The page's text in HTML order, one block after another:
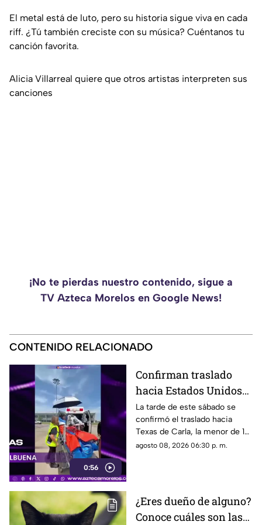
El metal está de luto, pero su historia sigue viva en cada
riff. ¿Tú también creciste con su música? Cuéntanos tu
canción favorita.
Alicia Villarreal quiere que otros artistas interpreten sus
canciones
¡No te pierdas nuestro contenido, sigue a
TV Azteca Morelos en Google News!
CONTENIDO RELACIONADO
0:56
Confirman traslado
hacia Estados Unidos
de menor que sufrió
quemadura en la
explosión de gas LP en
Cuernavaca
La tarde de este sábado se
confirmó el traslado hacia
Texas de Carla, la menor de 15
años que resultó gravemente
agosto 08, 2026 06:30 p. m.
¿Eres dueño de alguno?
Conoce cuáles son las